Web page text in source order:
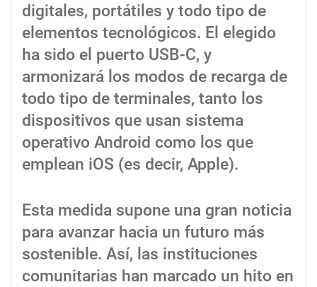
digitales, portátiles y todo tipo de
elementos tecnológicos. El elegido
ha sido el puerto USB-C, y
armonizará los modos de recarga de
todo tipo de terminales, tanto los
dispositivos que usan sistema
operativo Android como los que
emplean iOS (es decir, Apple).
Esta medida supone una gran noticia
para avanzar hacia un futuro más
sostenible. Así, las instituciones
comunitarias han marcado un hito en